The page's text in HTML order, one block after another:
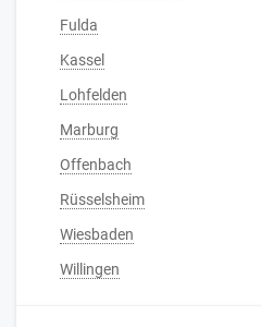
Fulda
Kassel
Lohfelden
Marburg
Offenbach
Rüsselsheim
Wiesbaden
Willingen